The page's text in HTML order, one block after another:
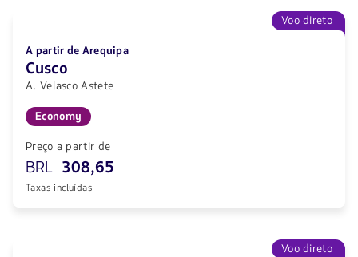
Voo direto
A partir de Arequipa
Cusco
A. Velasco Astete
Economy
Preço a partir de
BRL 308,65
Taxas incluídas
Voo direto